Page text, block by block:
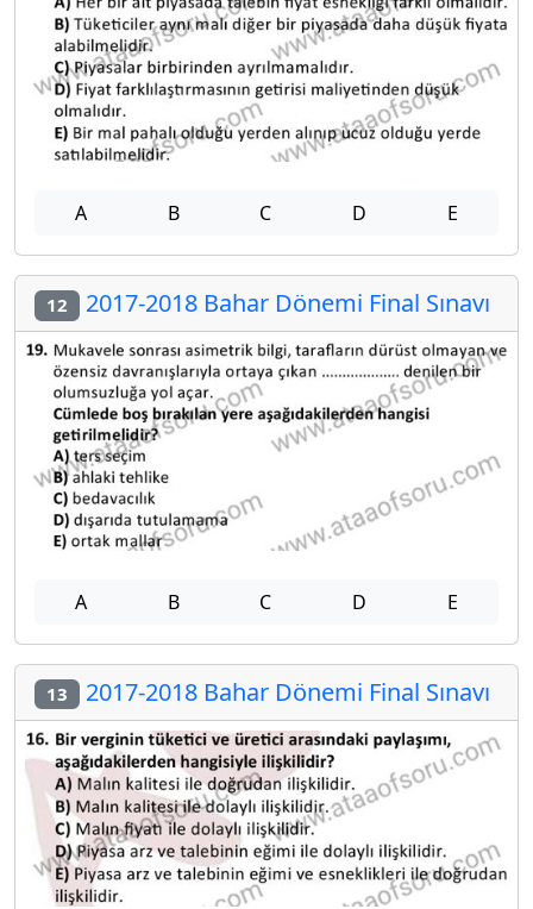
A B C D E
12 2017-2018 Bahar Dönemi Final Sınavı
A B C D E
13 2017-2018 Bahar Dönemi Final Sınavı